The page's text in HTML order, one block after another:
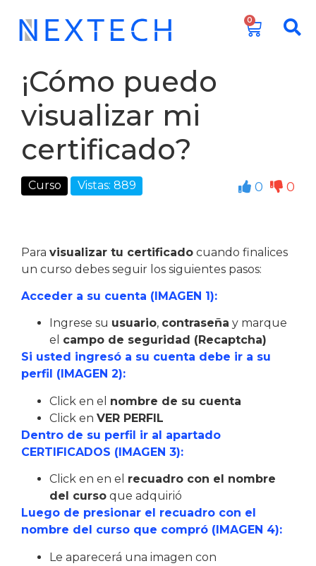
0
¡Cómo puedo
visualizar mi
certificado?
Curso Vistas: 889 0 0
Para visualizar tu certificado cuando finalices
un curso debes seguir los siguientes pasos:
Acceder a su cuenta (IMAGEN 1):
Ingrese su usuario, contraseña y marque
el campo de seguridad (Recaptcha)
Si usted ingresó a su cuenta debe ir a su
perfil (IMAGEN 2):
Click en el nombre de su cuenta
Click en VER PERFIL
Dentro de su perfil ir al apartado
CERTIFICADOS (IMAGEN 3):
Click en en el recuadro con el nombre
del curso que adquirió
Luego de presionar el recuadro con el
nombre del curso que compró (IMAGEN 4):
Le aparecerá una imagen con